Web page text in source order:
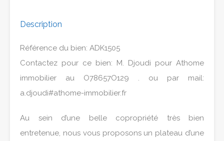
Description
Référence du bien: ADK1505
Contactez pour ce bien: M. Djoudi pour Athome
immobilier au O78657O129 . ou par mail:
a.djoudi#athome-immobilier.fr
Au sein d’une belle copropriété très bien
entretenue, nous vous proposons un plateau d’une